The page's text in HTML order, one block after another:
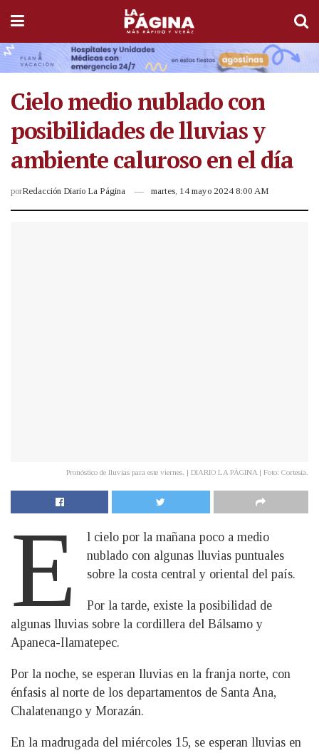
Cielo medio nublado con
posibilidades de lluvias y
ambiente caluroso en el día
porRedacción Diario La Página martes, 14 mayo 2024 8:00 AM
Pronóstico de lluvias para este viernes. | DIARIO LA PÁGINA | Foto: Cortesía.
E
l cielo por la mañana poco a medio
nublado con algunas lluvias puntuales
sobre la costa central y oriental del país.
Por la tarde, existe la posibilidad de
algunas lluvias sobre la cordillera del Bálsamo y
Apaneca-Ilamatepec.
Por la noche, se esperan lluvias en la franja norte, con
énfasis al norte de los departamentos de Santa Ana,
Chalatenango y Morazán.
En la madrugada del miércoles 15, se esperan lluvias en